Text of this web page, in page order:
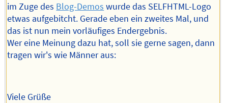
im Zuge des Blog-Demos wurde das SELFHTML-Logo
etwas aufgebitcht. Gerade eben ein zweites Mal, und
das ist nun mein vorläufiges Endergebnis.
Wer eine Meinung dazu hat, soll sie gerne sagen, dann
tragen wir's wie Männer aus:
Viele Grüße